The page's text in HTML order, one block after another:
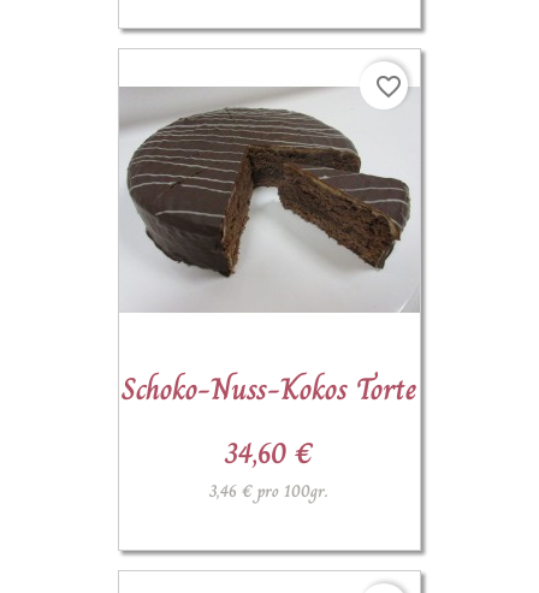
Schoko-Nuss-Kokos Torte
34,60 €
3,46 € pro 100gr.
favorite_border